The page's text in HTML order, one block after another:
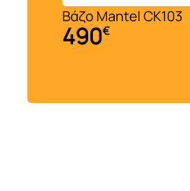
Τραπέζια δείπνου
Μπουφέδες
Βάζο Mantel CK103
490€